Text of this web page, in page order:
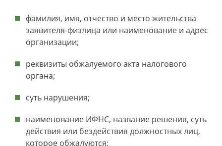
фамилия, имя, отчество и место жительства
заявителя-физлица или наименование и адрес
организации;
реквизиты обжалуемого акта налогового
органа;
суть нарушения;
наименование ИФНС, название решения, суть
действия или бездействия должностных лиц,
которое обжалуются;